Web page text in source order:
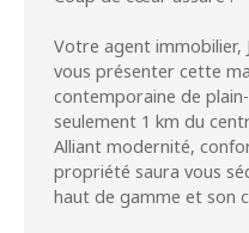
Votre agent immobilier,
vous présenter cette
contemporaine de
seulement 1 km du
Alliant modernité,
propriété saura vous
haut de gamme et son